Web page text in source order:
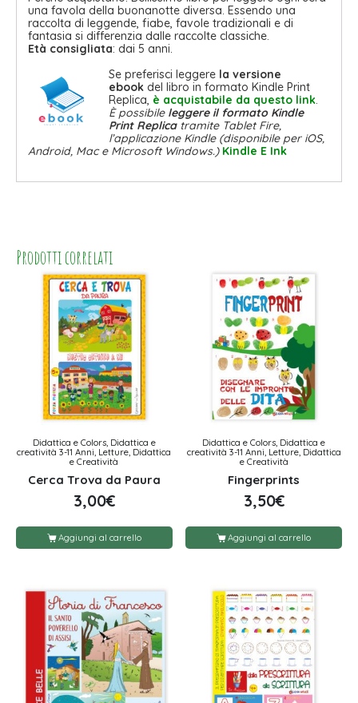
una favola della buonanotte diversa. Essendo una
raccolta di leggende, fiabe, favole tradizionali e di
fantasia si differenzia dalle raccolte classiche.
Età consigliata: dai 5 anni.
Se preferisci leggere la versione
ebook del libro in formato Kindle Print
Replica, è acquistabile da questo link.
È possibile leggere il formato Kindle
Print Replicatramite Tablet Fire,
l’applicazione Kindle (disponibile per iOS,
Android, Mac e Microsoft Windows.) Kindle E Ink
Prodotti correlati
Didattica e Colors, Didattica e
creatività 3-11 Anni, Letture, Didattica
e Creatività
Cerca Trova da Paura
3,00€
Aggiungi al carrello
Didattica e Colors, Didattica e
creatività 3-11 Anni, Letture, Didattica
e Creatività
Fingerprints
3,50€
Aggiungi al carrello